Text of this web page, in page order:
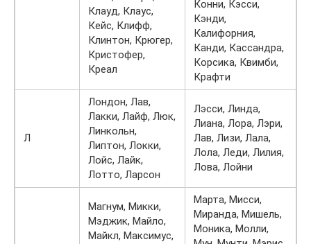
Клауд, Клаус,
Кейс, Клифф,
Клинтон, Крюгер,
Кристофер,
Креал
Конни, Кэсси,
Кэнди,
Калифорния,
Канди, Кассандра,
Корсика, Квимби,
Крафти
Л
Лондон, Лав,
Лакки, Лайф, Люк,
Линкольн,
Липтон, Локки,
Лойс, Лайк,
Лотто, Ларсон
Лэсси, Линда,
Лиана, Лора, Лэри,
Лав, Лизи, Лала,
Лола, Леди, Лилия,
Лова, Лойни
Магнум, Микки,
Мэджик, Майло,
Майкл, Максимус,
Марта, Мисси,
Миранда, Мишель,
Моника, Молли,